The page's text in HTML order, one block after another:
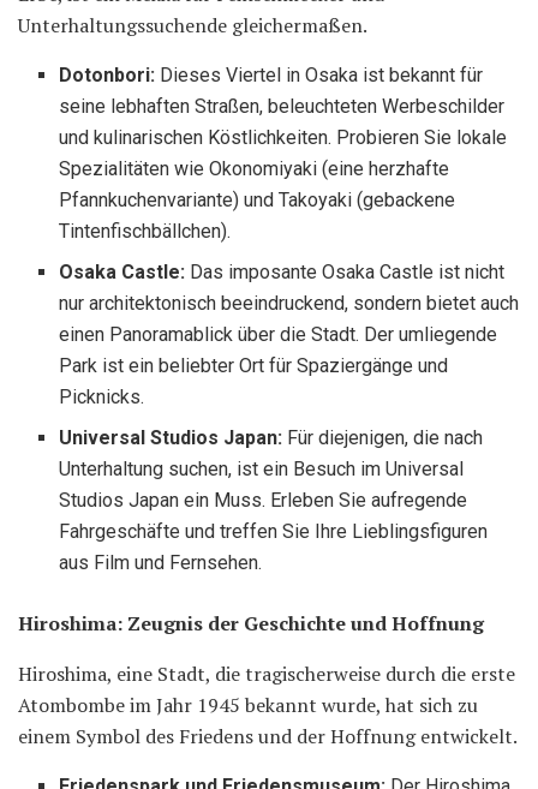
Unterhaltungssuchende gleichermaßen.
Dotonbori: Dieses Viertel in Osaka ist bekannt für
seine lebhaften Straßen, beleuchteten Werbeschilder
und kulinarischen Köstlichkeiten. Probieren Sie lokale
Spezialitäten wie Okonomiyaki (eine herzhafte
Pfannkuchenvariante) und Takoyaki (gebackene
Tintenfischbällchen).
Osaka Castle: Das imposante Osaka Castle ist nicht
nur architektonisch beeindruckend, sondern bietet auch
einen Panoramablick über die Stadt. Der umliegende
Park ist ein beliebter Ort für Spaziergänge und
Picknicks.
Universal Studios Japan: Für diejenigen, die nach
Unterhaltung suchen, ist ein Besuch im Universal
Studios Japan ein Muss. Erleben Sie aufregende
Fahrgeschäfte und treffen Sie Ihre Lieblingsfiguren
aus Film und Fernsehen.
Hiroshima: Zeugnis der Geschichte und Hoffnung
Hiroshima, eine Stadt, die tragischerweise durch die erste
Atombombe im Jahr 1945 bekannt wurde, hat sich zu
einem Symbol des Friedens und der Hoffnung entwickelt.